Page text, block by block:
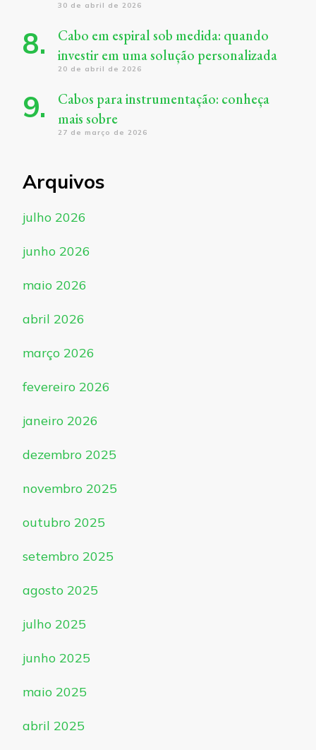
30 de abril de 2026
Cabo em espiral sob medida: quando
investir em uma solução personalizada
20 de abril de 2026
Cabos para instrumentação: conheça
mais sobre
27 de março de 2026
Arquivos
julho 2026
junho 2026
maio 2026
abril 2026
março 2026
fevereiro 2026
janeiro 2026
dezembro 2025
novembro 2025
outubro 2025
setembro 2025
agosto 2025
julho 2025
junho 2025
maio 2025
abril 2025